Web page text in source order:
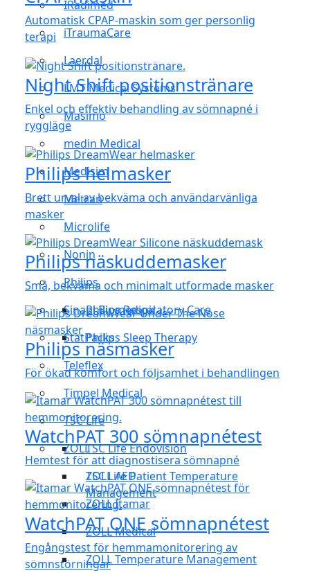
IRadimed
iTraumaCare
Laerdal
LMT Medical Systems
Masimo
medin Medical
Medisim
Metran
Microlife
Nonin
Philips
Philips Respiratory Care
Philips Sleep Therapy
Sinapi Biomedical
StatPacks
Teleflex
Timpel Medical
TSC Life
TSC Life Endovision
TSC Life Patient Temperature
Management
ZOLL
ZOLL AED
ZOLL Itamar
ZOLL Medical
ZOLL Temperature Management
Automatisk CPAP-maskin som ger personlig
terapi
Night Shift positionstränare
Enkel och effektiv behandling av sömnapné i
ryggläge
Philips helmasker
Brett urval av bekväma och användarvänliga
masker
Philips näskuddemasker
Små, bekväma och minimalt utformade masker
Philips näsmasker
För ökad komfort och följsamhet i behandlingen
WatchPAT 300 sömnapnétest
Hemtest för att diagnostisera sömnapné
WatchPAT ONE sömnapnétest
Engångstest för hemmamonitorering av
sömnstörningar